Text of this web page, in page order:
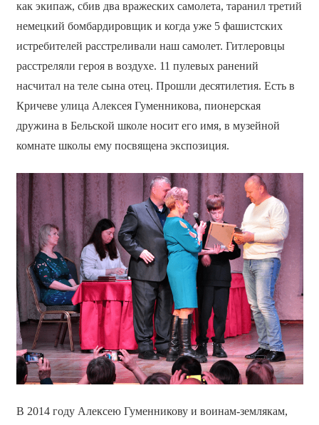
как экипаж, сбив два вражеских самолета, таранил третий
немецкий бомбардировщик и когда уже 5 фашистских
истребителей расстреливали наш самолет. Гитлеровцы
расстреляли героя в воздухе. 11 пулевых ранений
насчитал на теле сына отец. Прошли десятилетия. Есть в
Кричеве улица Алексея Гуменникова, пионерская
дружина в Бельской школе носит его имя, в музейной
комнате школы ему посвящена экспозиция.
В 2014 году Алексею Гуменникову и воинам-землякам,